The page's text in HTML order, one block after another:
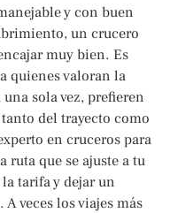
y con buen
un crucero
muy bien. Es
quienes valoran la
sola vez, prefieren
del trayecto como
en cruceros para
ruta que se ajuste a tu
tarifa y dejar un
veces los viajes más